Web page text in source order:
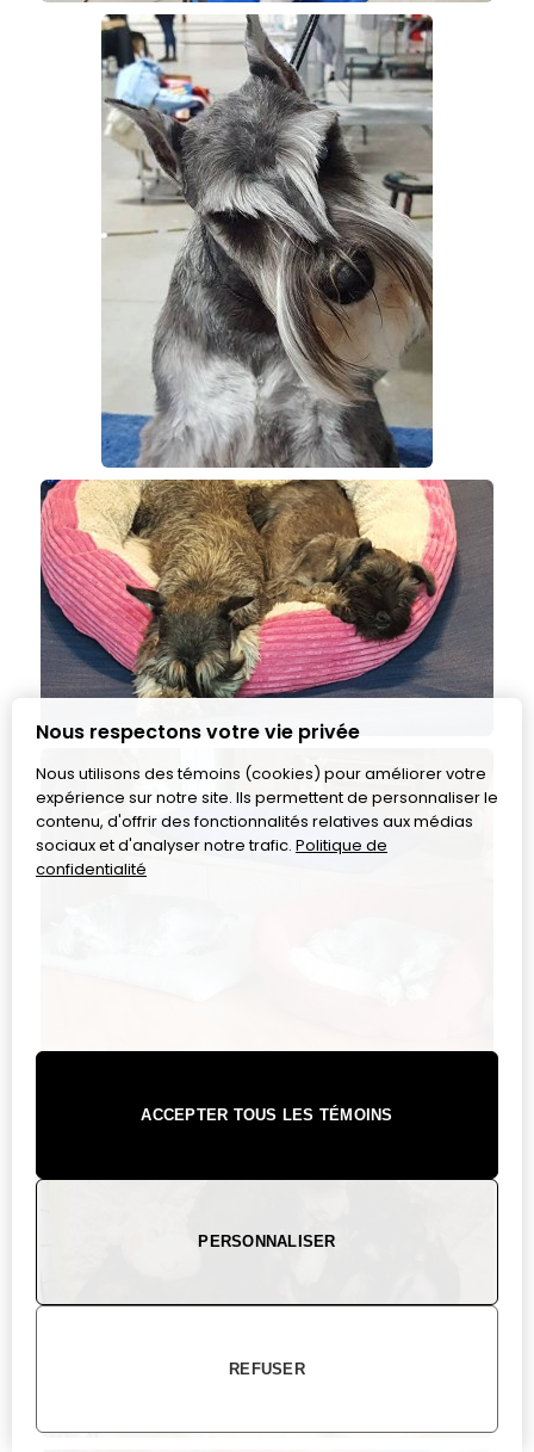
Nous respectons votre vie privée
Nous utilisons des témoins (cookies) pour améliorer votre
expérience sur notre site. Ils permettent de personnaliser le
contenu, d'offrir des fonctionnalités relatives aux médias
sociaux et d'analyser notre trafic. Politique de
confidentialité
ACCEPTER TOUS LES TÉMOINS
PERSONNALISER
REFUSER